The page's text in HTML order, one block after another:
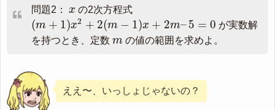
問題2： x
x の2次方程式
(m + 1)x2 + 2(m − 1)x + 2m–5 = 0
( m+1 )x2 + 2 ( m−1)x +2 m 5 =0
が実数解
を持つとき、定数 m
m の値の範囲を求めよ。
ええ〜、いっしょじゃないの？